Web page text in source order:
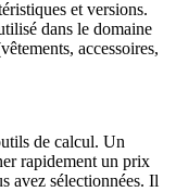
et versions.
dans le domaine
accessoires,
de calcul. Un
rapidement un prix
avez sélectionnées. Il